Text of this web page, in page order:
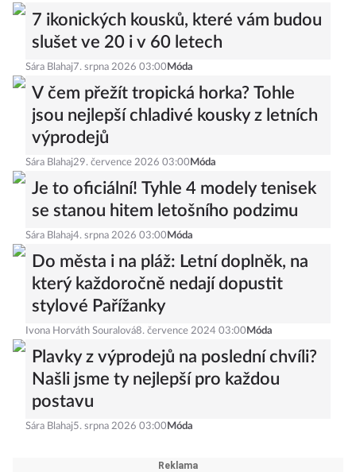
7 ikonických kousků, které vám budou
slušet ve 20 i v 60 letech
Sára Blahaj 7. srpna 2026 03:00 Móda
V čem přežít tropická horka? Tohle
jsou nejlepší chladivé kousky z letních
výprodejů
Sára Blahaj29. července 2026 03:00 Móda
Je to oficiální! Tyhle 4 modely tenisek
se stanou hitem letošního podzimu
Sára Blahaj4. srpna 2026 03:00 Móda
Do města i na pláž: Letní doplněk, na
který každoročně nedají dopustit
stylové Pařížanky
Ivona Horváth Souralová8. července 2024 03:00 Móda
Plavky z výprodejů na poslední chvíli?
Našli jsme ty nejlepší pro každou
postavu
Sára Blahaj5. srpna 2026 03:00 Móda